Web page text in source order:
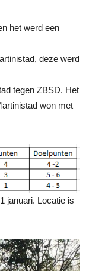
het werd een
deze werd
tegen ZBSD. Het
won met
januari. Locatie is